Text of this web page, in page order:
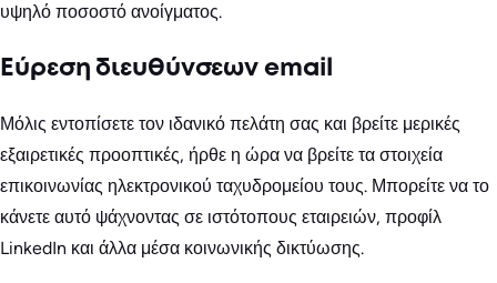
υψηλό ποσοστό ανοίγματος.
Εύρεση διευθύνσεων email
Μόλις εντοπίσετε τον ιδανικό πελάτη σας και βρείτε μερικές
εξαιρετικές προοπτικές, ήρθε η ώρα να βρείτε τα στοιχεία
επικοινωνίας ηλεκτρονικού ταχυδρομείου τους. Μπορείτε να το
κάνετε αυτό ψάχνοντας σε ιστότοπους εταιρειών, προφίλ
LinkedIn και άλλα μέσα κοινωνικής δικτύωσης.